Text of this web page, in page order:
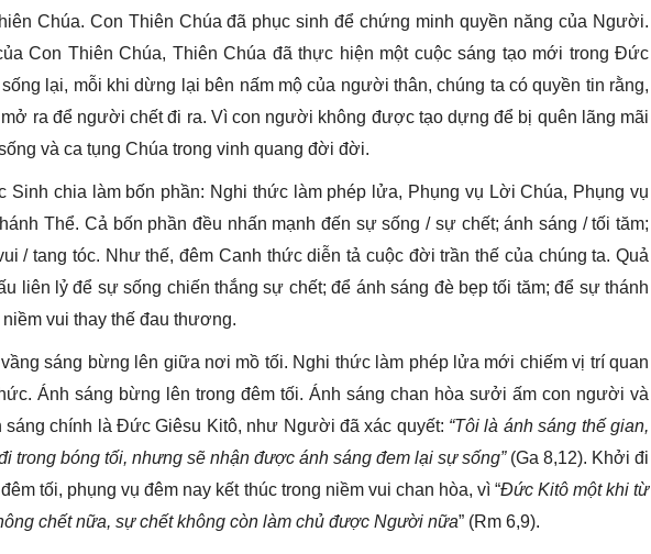
Chúa. Con Thiên Chúa đã phục sinh để chứng minh quyền năng của Người.
Con Thiên Chúa, Thiên Chúa đã thực hiện một cuộc sáng tạo mới trong Đức
lại, mỗi khi dừng lại bên nấm mộ của người thân, chúng ta có quyền tin rằng,
ra để người chết đi ra. Vì con người không được tạo dựng để bị quên lãng mãi
và ca tụng Chúa trong vinh quang đời đời.
Sinh chia làm bốn phần: Nghi thức làm phép lửa, Phụng vụ Lời Chúa, Phụng vụ
Thể. Cả bốn phần đều nhấn mạnh đến sự sống / sự chết; ánh sáng / tối tăm;
/ tang tóc. Như thế, đêm Canh thức diễn tả cuộc đời trần thế của chúng ta. Quả
liên lỷ để sự sống chiến thắng sự chết; để ánh sáng đè bẹp tối tăm; để sự thánh
vui thay thế đau thương.
sáng bừng lên giữa nơi mồ tối. Nghi thức làm phép lửa mới chiếm vị trí quan
Ánh sáng bừng lên trong đêm tối. Ánh sáng chan hòa sưởi ấm con người và
sáng chính là Đức Giêsu Kitô, như Người đã xác quyết: “Tôi là ánh sáng thế gian,
trong bóng tối, nhưng sẽ nhận được ánh sáng đem lại sự sống”(Ga 8,12). Khởi đi
tối, phụng vụ đêm nay kết thúc trong niềm vui chan hòa, vì “Đức Kitô một khi từ
chết nữa, sự chết không còn làm chủ được Người nữa” (Rm 6,9).